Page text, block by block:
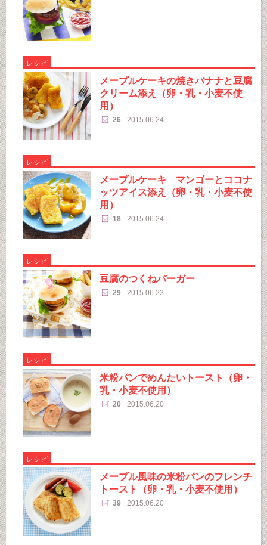
レシピ
メープルケーキの焼きバナナと豆腐
クリーム添え（卵・乳・小麦不使
用）
26 2015.06.24
レシピ
メープルケーキ マンゴーとココナ
ッツアイス添え（卵・乳・小麦不使
用）
18 2015.06.24
レシピ
豆腐のつくねバーガー
29 2015.06.23
レシピ
米粉パンでめんたいトースト（卵・
乳・小麦不使用）
20 2015.06.20
レシピ
メープル風味の米粉パンのフレンチ
トースト（卵・乳・小麦不使用）
39 2015.06.20